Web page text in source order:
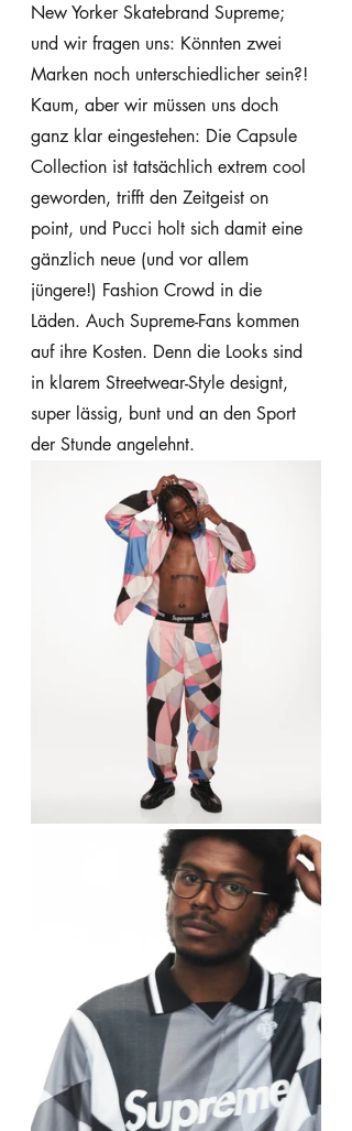
New Yorker Skatebrand Supreme;
und wir fragen uns: Könnten zwei
Marken noch unterschiedlicher sein?!
Kaum, aber wir müssen uns doch
ganz klar eingestehen: Die Capsule
Collection ist tatsächlich extrem cool
geworden, trifft den Zeitgeist on
point, und Pucci holt sich damit eine
gänzlich neue (und vor allem
jüngere!) Fashion Crowd in die
Läden. Auch Supreme-Fans kommen
auf ihre Kosten. Denn die Looks sind
in klarem Streetwear-Style designt,
super lässig, bunt und an den Sport
der Stunde angelehnt.